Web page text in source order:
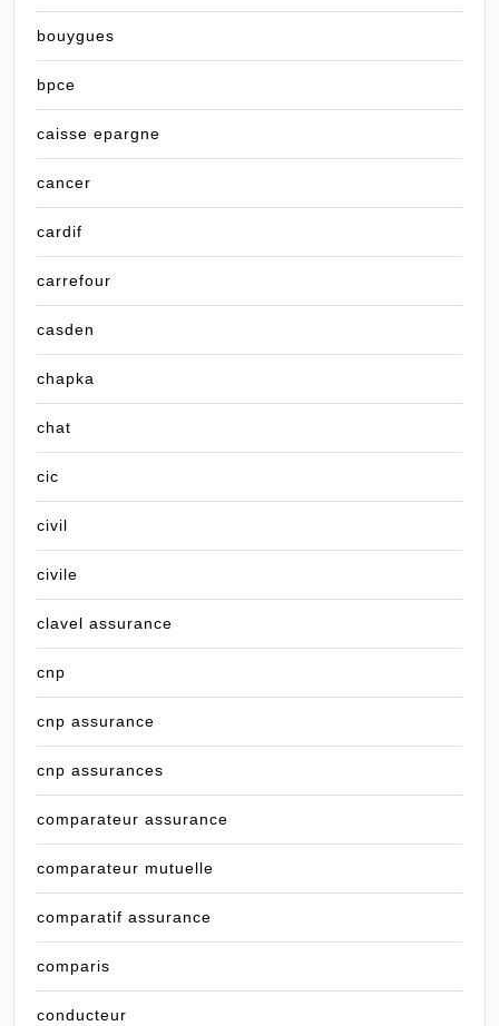
bouygues
bpce
caisse epargne
cancer
cardif
carrefour
casden
chapka
chat
cic
civil
civile
clavel assurance
cnp
cnp assurance
cnp assurances
comparateur assurance
comparateur mutuelle
comparatif assurance
comparis
conducteur